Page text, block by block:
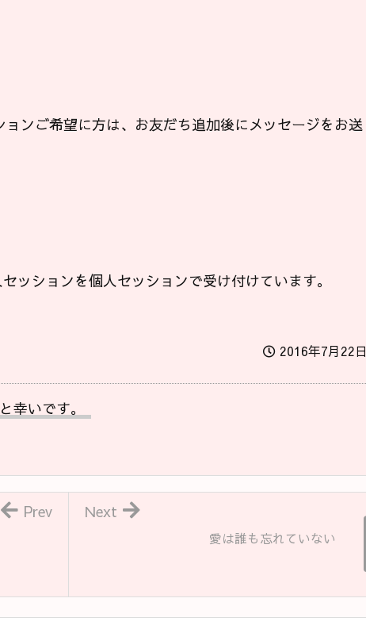
ンご希望に方は、お友だち追加後にメッセージをお送
ッションを個人セッションで受け付けています。
2016年7月22日
幸いです。
愛は誰も忘れていない
Next
Prev